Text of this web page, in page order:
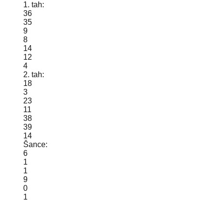
1. tah:
36
35
9
8
14
12
4
2. tah:
18
3
23
11
38
39
14
Šance:
6
1
1
9
0
1